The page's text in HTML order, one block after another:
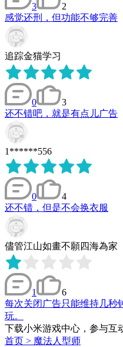
3
2
感觉还刑，但功能不够完善
追踪金猫学习
0
3
还不错吧，就是有点儿广告
1******556
0
4
还不错，但是不会换衣服
儘管江山如畫不願四海為家
1
6
每次关闭广告只能维持几秒
玩。
下载小米游戏中心，参与互
首页 > 魔法人型师